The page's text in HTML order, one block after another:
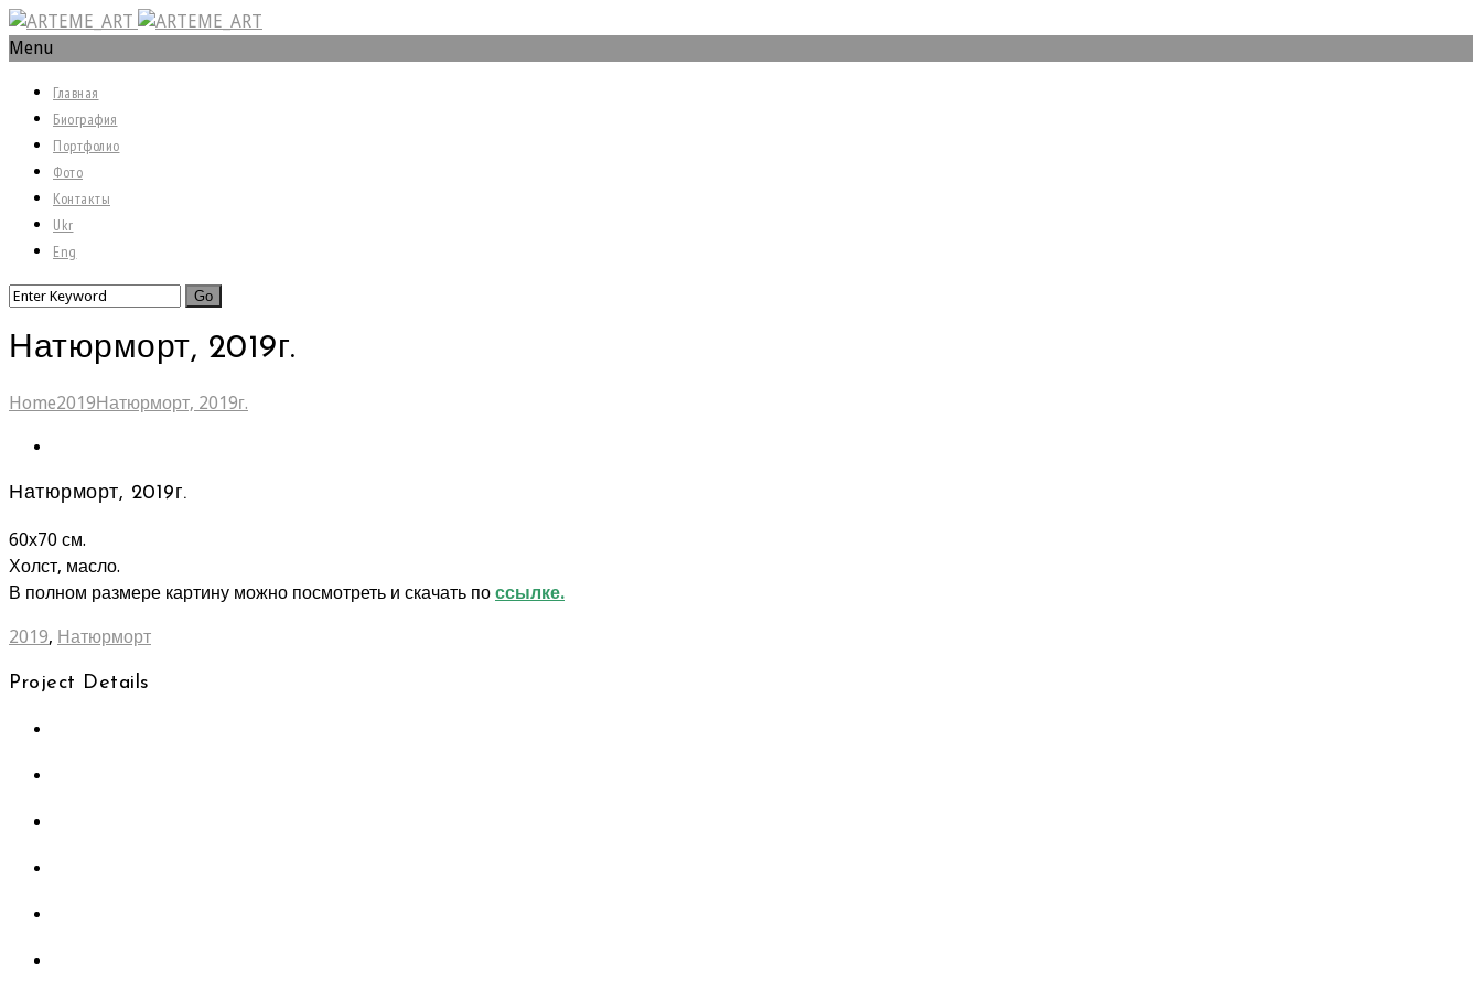
Menu
Главная
Биография
Портфолио
Фото
Контакты
Ukr
Eng
Натюрморт, 2019г.
Home2019Натюрморт, 2019г.
Натюрморт, 2019г.
60х70 см.
Холст, масло.
В полном размере картину можно посмотреть и скачать по ссылке.
2019, Натюрморт
Project Details